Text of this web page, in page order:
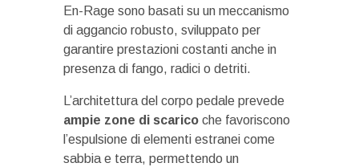
En-Rage sono basati su un meccanismo
di aggancio robusto, sviluppato per
garantire prestazioni costanti anche in
presenza di fango, radici o detriti.
L’architettura del corpo pedale prevede
ampie zone di scarico che favoriscono
l’espulsione di elementi estranei come
sabbia e terra, permettendo un